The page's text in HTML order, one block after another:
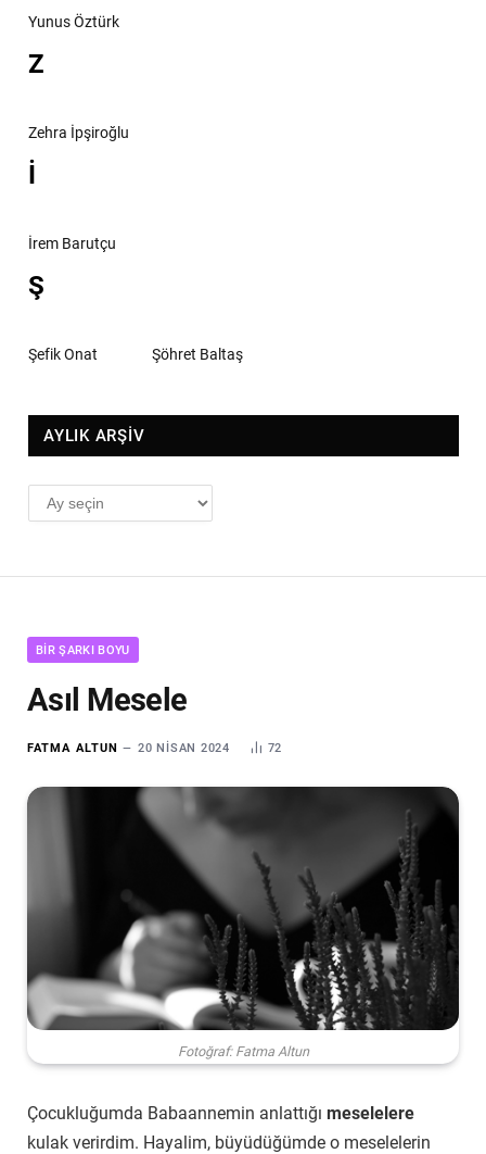
Yunus Öztürk
Z
Zehra İpşiroğlu
İ
İrem Barutçu
Ş
Şefik Onat Şöhret Baltaş
AYLIK ARŞİV
AYLIK
ARŞİV
BIR ŞARKI BOYU
Asıl Mesele
FATMA ALTUN 20 NISAN 2024 72
Fotoğraf: Fatma Altun
Çocukluğumda Babaannemin anlattığı meselelere
kulak verirdim. Hayalim, büyüdüğümde o meselelerin